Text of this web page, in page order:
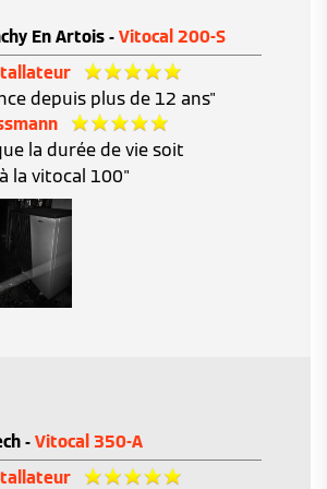
En Artois - Vitocal 200-S
depuis plus de 12 ans"
la durée de vie soit
la vitocal 100"
- Vitocal 350-A